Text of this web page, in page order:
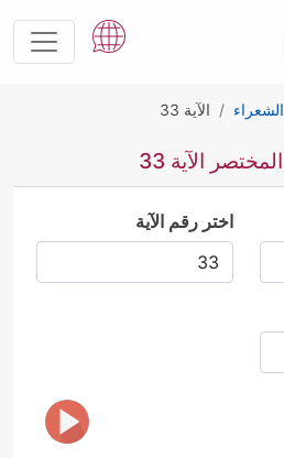
الشعراء الآية 33
الآية 33
اختر رقم الآية